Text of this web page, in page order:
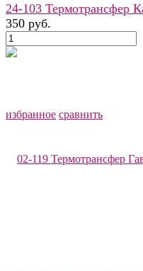
избранное сравнить
24-103 Термотрансфер
350 руб.